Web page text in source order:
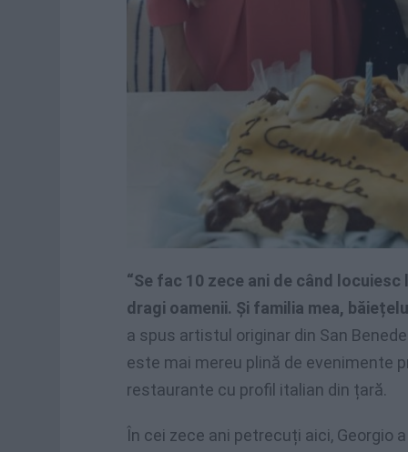
“Se fac 10 zece ani de când
dragi oamenii. Și familia mea,
a spus artistul originar din San
este mai mereu plină de evenimente
restaurante cu profil italian din țară.
În cei zece ani petrecuți aici, Georgio